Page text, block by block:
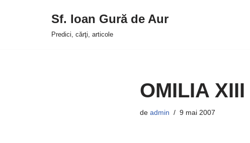
Sf. Ioan Gură de Aur
Predici, cărţi, articole
OMILIA XIII
de admin 9 mai 2007